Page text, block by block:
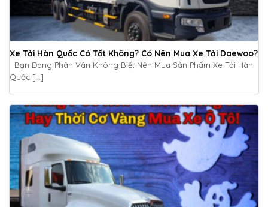
Xe Tải Hàn Quốc Có Tốt Không? Có Nên Mua Xe Tải Daewoo?
Bạn Đang Phân Vân Không Biết Nên Mua Sản Phẩm Xe Tải Hàn
Quốc [...]